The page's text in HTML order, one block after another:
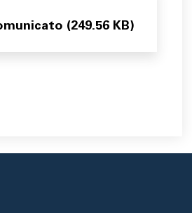
(249.56 KB)